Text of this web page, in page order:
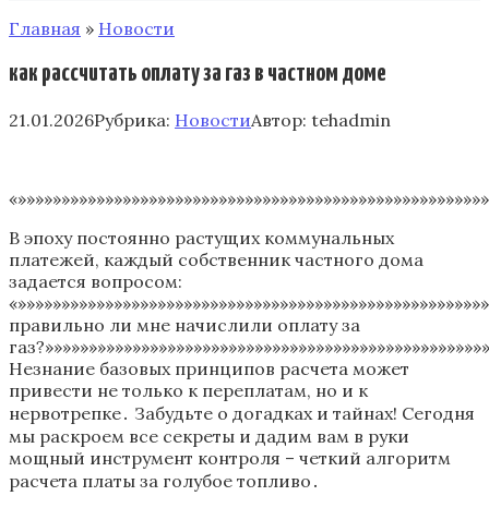
Главная » Новости
как рассчитать оплату за газ в частном доме
21.01.2026Рубрика: НовостиАвтор: tehadmin
В эпоху постоянно растущих коммунальных
платежей‚ каждый собственник частного дома
задается вопросом:
правильно ли мне начислили оплату за
Незнание базовых принципов расчета может
привести не только к переплатам‚ но и к
нервотрепке․ Забудьте о догадках и тайнах! Сегодня
мы раскроем все секреты и дадим вам в руки
мощный инструмент контроля – четкий алгоритм
расчета платы за голубое топливо․